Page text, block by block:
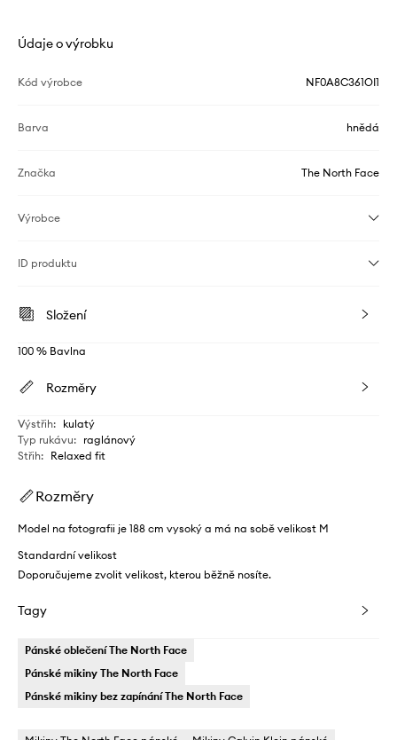
Údaje o výrobku
Kód výrobce NF0A8C361OI1
Barva hnědá
Značka The North Face
Výrobce
ID produktu
Složení
100 % Bavlna
Rozměry
Výstřih: kulatý
Typ rukávu: raglánový
Střih: Relaxed fit
Rozměry
Model na fotografii je 188 cm vysoký a má na sobě velikost M
Standardní velikost
Doporučujeme zvolit velikost, kterou běžně nosíte.
Tagy
Pánské oblečení The North Face
Pánské mikiny The North Face
Pánské mikiny bez zapínání The North Face